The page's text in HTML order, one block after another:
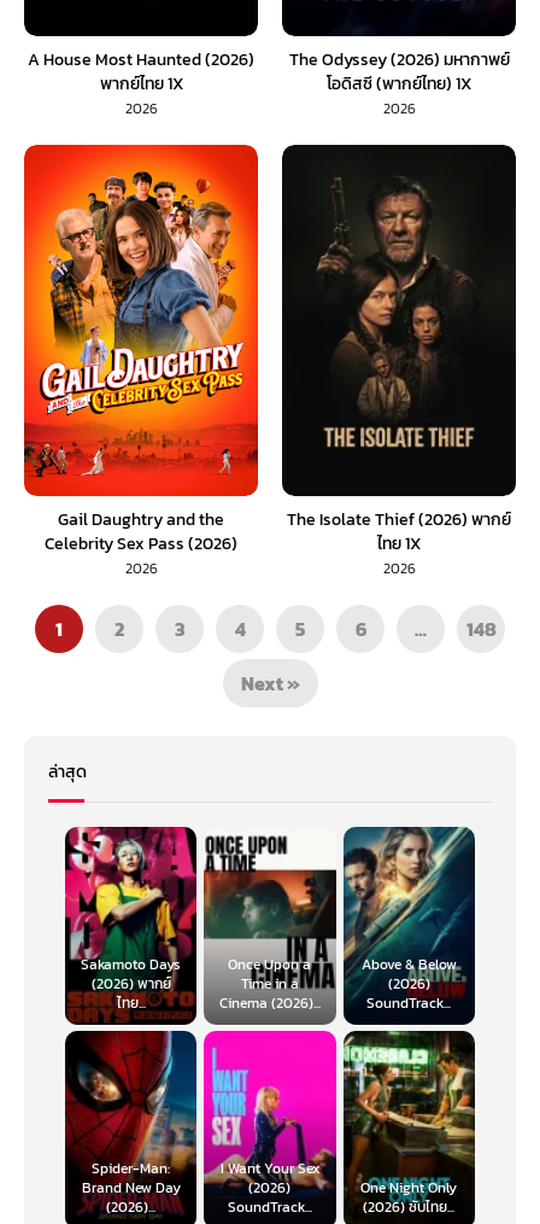
A House Most Haunted (2026)
พากย์ไทย 1X
2026
The Odyssey (2026) มหากาพย์
โอดิสซี (พากย์ไทย) 1X
2026
Gail Daughtry and the
Celebrity Sex Pass (2026)
พากย์ไทย 1X
2026
The Isolate Thief (2026) พากย์
ไทย 1X
2026
1 2 3 4 5 6 …
148
Next »
ล่าสุด
Sakamoto Days
(2026) พากย์
ไทย...
Once Upon a
Time in a
Cinema (2026)...
Above & Below
(2026)
SoundTrack...
Spider-Man:
Brand New Day
(2026)...
I Want Your Sex
(2026)
SoundTrack...
One Night Only
(2026) ซับไทย...